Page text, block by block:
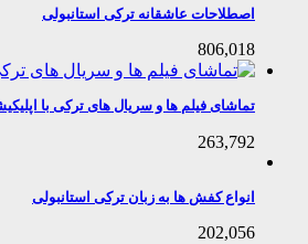
اصطلاحات عاشقانه ترکی استانبولی
806,018
تماشای فیلم ها و سریال های ترکی با اپلیکیشن Puhutv
263,792
انواع کفش ها به زبان ترکی استانبولی
202,056